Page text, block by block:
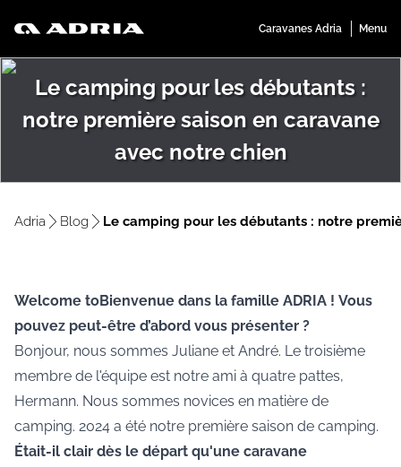
Le camping pour les débutants :
notre première saison en caravane
avec notre chien
Adria Blog Le camping pour les débutants : notre
Welcome toBienvenue dans la famille ADRIA ! Vous
pouvez peut-être d’abord vous présenter ?
Bonjour, nous sommes Juliane et André. Le troisième
membre de l'équipe est notre ami à quatre pattes,
Hermann. Nous sommes novices en matière de
camping. 2024 a été notre première saison de camping.
Était-il clair dès le départ qu'une caravane